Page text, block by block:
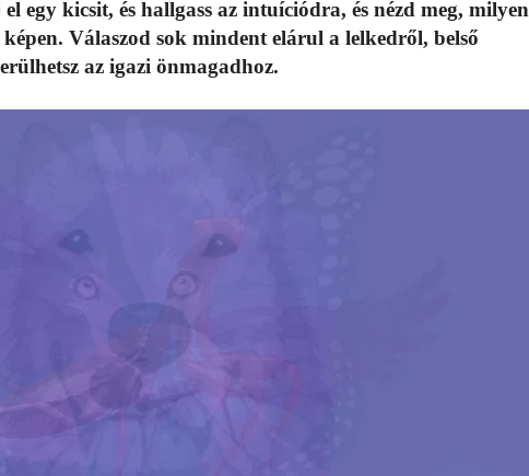
egy kicsit, és hallgass az intuíciódra, és nézd meg, milyen
Válaszod sok mindent elárul a lelkedről, belső
az igazi önmagadhoz.